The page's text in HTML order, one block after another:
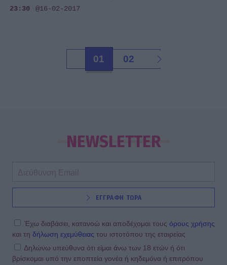
23:30 @16-02-2017
01 02
NEWSLETTER
ΕΓΓΡΑΦΗ ΤΩΡΑ
Έχω διαβάσει, κατανοώ και αποδέχομαι τους όρους χρήσης
και τη δήλωση εχεμύθειας του ιστοτόπου της εταιρείας
Δηλώνω υπεύθυνα ότι είμαι άνω των 18 ετών ή ότι
βρίσκομαι υπό την εποπτεία γονέα ή κηδεμόνα ή επιτρόπου